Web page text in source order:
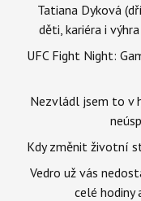
Tatiana Dyková
děti, kariéra i
UFC Fight Night:
Nezvládl jsem to v
Kdy změnit životní
Vedro už vás
celé hodiny